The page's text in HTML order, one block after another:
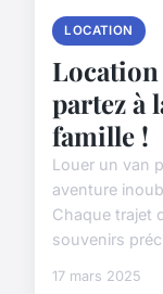
LOCATION
Location
partez à
famille !
Louer un van
aventure
Chaque trajet
souvenirs
17 mars 2025